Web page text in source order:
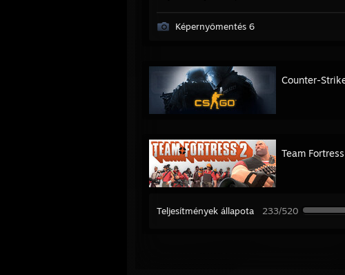
Képernyőmentés 6
Counter-
Team
Teljesítmények állapota 233/520